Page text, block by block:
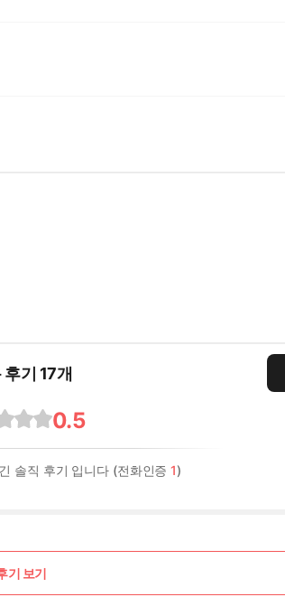
후기 17개
0.5
솔직 후기 입니다 (전화인증1)
기 보기